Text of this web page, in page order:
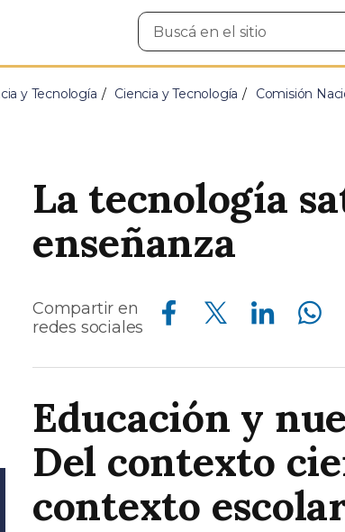
Buscar
en
y Tecnología Ciencia y Tecnología Comisión
La tecnología
enseñanza
Compartir en
redes sociales
Compartir en Facebook Compartir en Twitter Compartir en Linkedin Compartir en Whatsapp
Educación y
Del contexto
contexto